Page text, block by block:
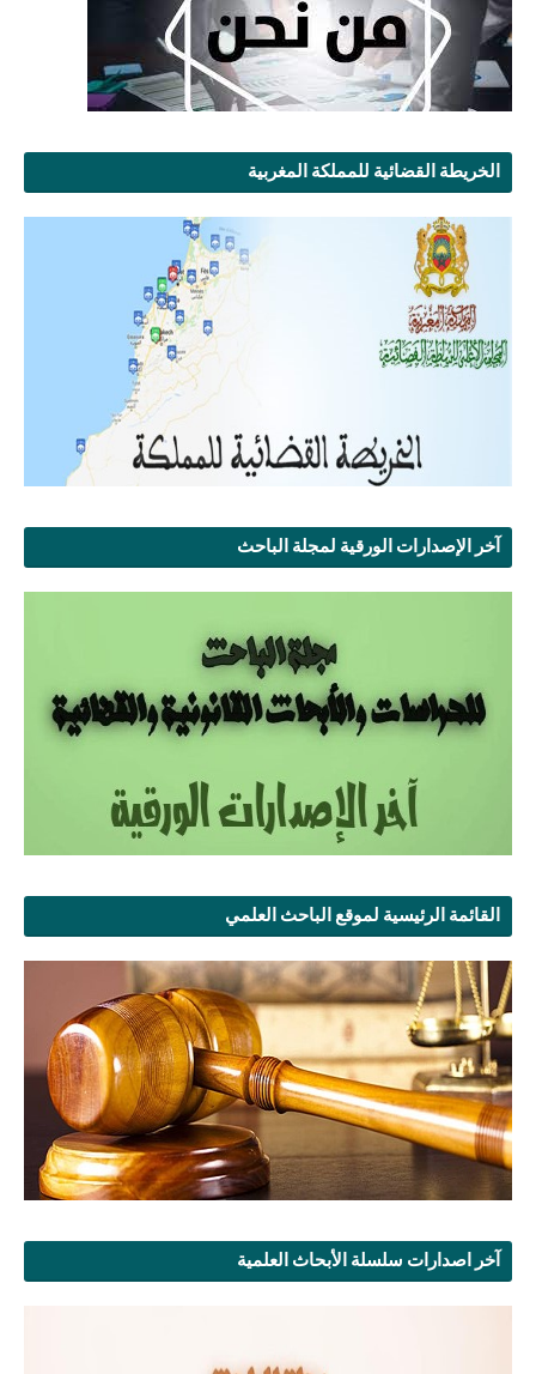
الخريطة القضائية للمملكة المغربية
آخر الإصدارات الورقية لمجلة الباحث
القائمة الرئيسية لموقع الباحث العلمي
آخر اصدارات سلسلة الأبحاث العلمية